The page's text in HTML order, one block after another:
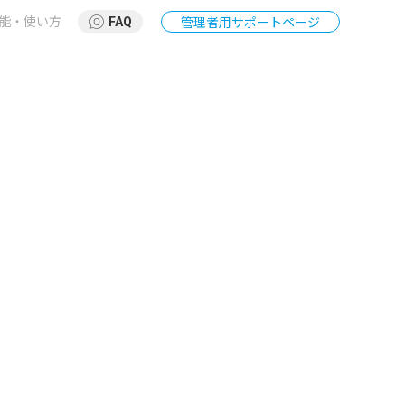
・使い方 FAQ 管理者用サポートページ